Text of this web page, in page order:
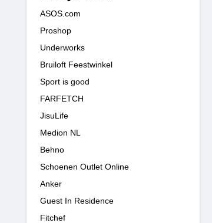
ASOS.com
Proshop
Underworks
Bruiloft Feestwinkel
Sport is good
FARFETCH
JisuLife
Medion NL
Behno
Schoenen Outlet Online
Anker
Guest In Residence
Fitchef